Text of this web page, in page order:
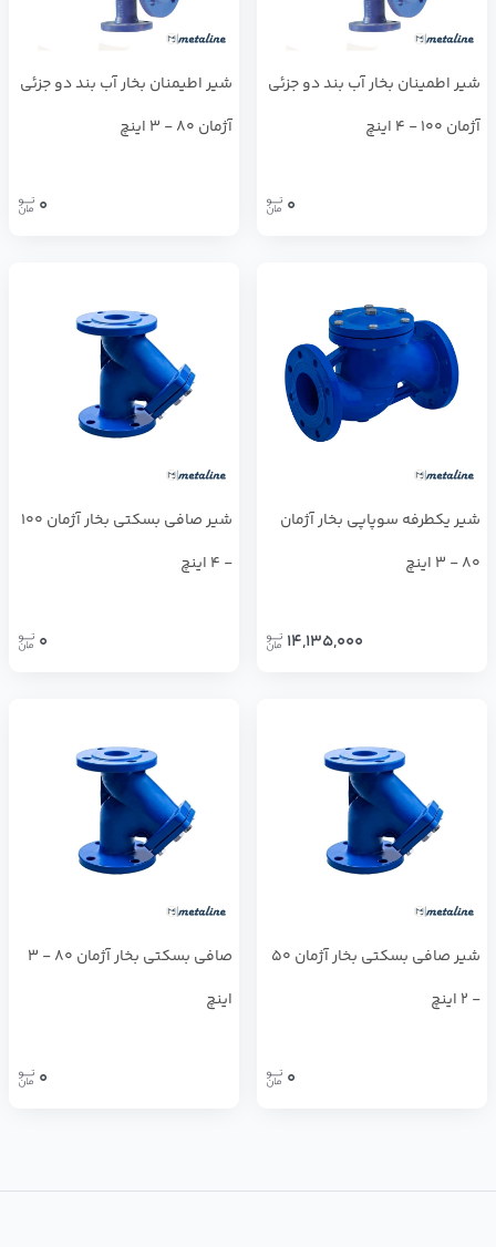
شير اطمینان بخار آب بند دو جزئی
آژمان 100 - 4 اینچ
0
شير اطیمنان بخار آب بند دو جزئی
آژمان 80 - 3 اینچ
0
شير يكطرفه سوپاپي بخار آژمان
80 - 3 اینچ
14,135,000
شیر صافي بسكتي بخار آژمان 100
- 4 اینچ
0
شیر صافي بسكتي بخار آژمان 50
- 2 اینچ
0
صافي بسكتي بخار آژمان 80 - 3
اینچ
0